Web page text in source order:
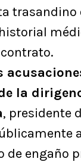
trasandino
la
, presidente
de engaño